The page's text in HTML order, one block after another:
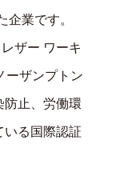
企業です。
ザー ワーキ
ーザンプトン
防止、労働環
いる国際認証